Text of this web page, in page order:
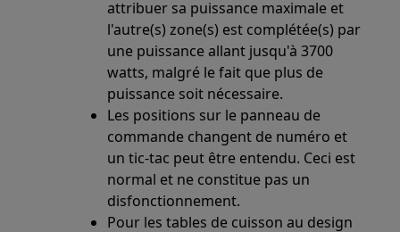
attribuer sa puissance maximale et
l'autre(s) zone(s) est complétée(s) par
une puissance allant jusqu'à 3700
watts, malgré le fait que plus de
puissance soit nécessaire.
Les positions sur le panneau de
commande changent de numéro et
un tic-tac peut être entendu. Ceci est
normal et ne constitue pas un
disfonctionnement.
Pour les tables de cuisson au design